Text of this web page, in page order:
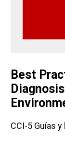
Best
CCI-5 Guías